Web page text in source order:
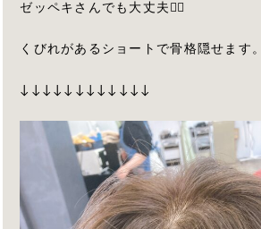
ゼッペキさんでも大丈夫🙆‍♀️
くびれがあるショートで骨格隠せます。
↓↓↓↓↓↓↓↓↓↓↓↓